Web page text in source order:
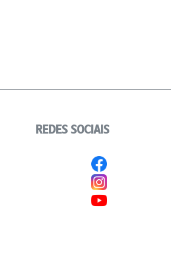
REDES SOCIAIS